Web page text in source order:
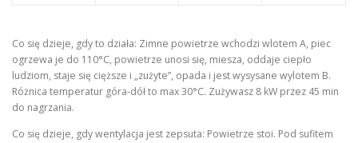
Co się dzieje, gdy to działa: Zimne powietrze wchodzi wlotem A, piec
ogrzewa je do 110°C, powietrze unosi się, miesza, oddaje ciepło
ludziom, staje się cięższe i „zużyte”, opada i jest wysysane wylotem B.
Różnica temperatur góra-dół to max 30°C. Zużywasz 8 kW przez 45 min
do nagrzania.
Co się dzieje, gdy wentylacja jest zepsuta: Powietrze stoi. Pod sufitem